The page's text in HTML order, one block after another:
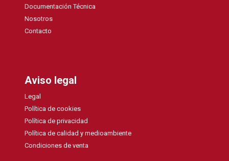
Documentación Técnica
Nosotros
Contacto
Aviso legal
Legal
Política de cookies
Política de privacidad
Política de calidad y medioambiente
Condiciones de venta